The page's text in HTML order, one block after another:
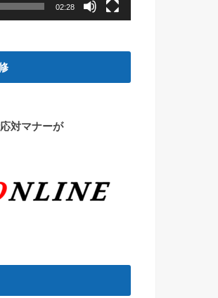
02:28
対マナーが